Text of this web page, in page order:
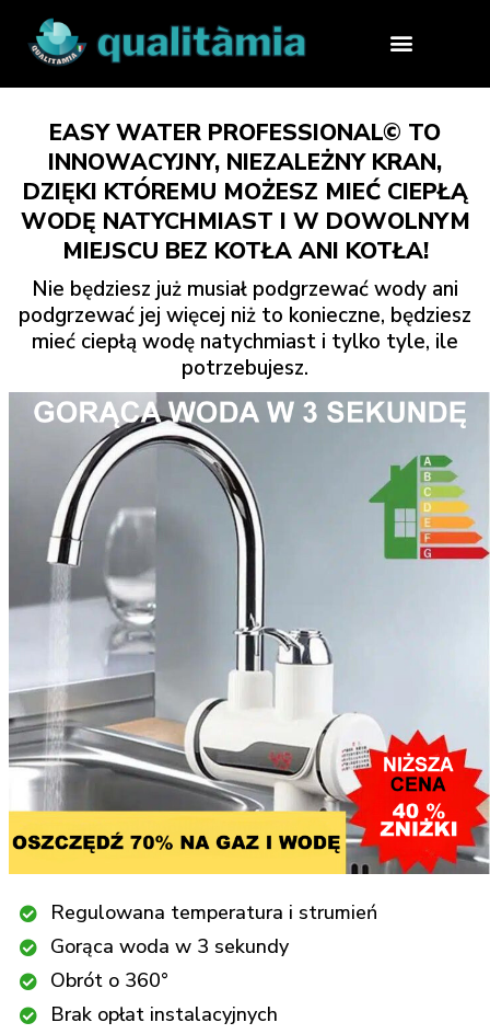
EASY WATER PROFESSIONAL© TO
INNOWACYJNY, NIEZALEŻNY KRAN,
DZIĘKI KTÓREMU MOŻESZ MIEĆ CIEPŁĄ
WODĘ NATYCHMIAST I W DOWOLNYM
MIEJSCU BEZ KOTŁA ANI KOTŁA!
Nie będziesz już musiał podgrzewać wody ani
podgrzewać jej więcej niż to konieczne, będziesz
mieć ciepłą wodę natychmiast i tylko tyle, ile
potrzebujesz.
Regulowana temperatura i strumień
Gorąca woda w 3 sekundy
Obrót o 360°
Brak opłat instalacyjnych